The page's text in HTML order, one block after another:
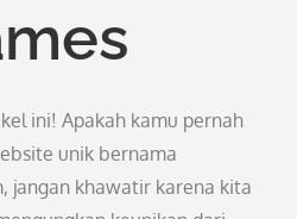
ini! Apakah kamu pernah
unik bernama
jangan khawatir karena kita